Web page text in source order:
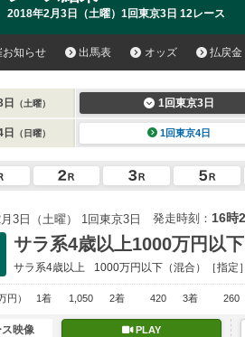
2018年2月3日（土曜）1回東京3日 12レース
お知らせ 出馬表 オッズ 払戻金
日 （土曜） 1回東京3日
日 （日曜） 1回東京4日
3日（土曜） 1回東京3日 発走時刻： 16時
サラ系4歳以上1000万円以下
サラ系4歳以上 1000万円以下 （混合）［指定
円） 1着 1,050 2着 420 3着 260
ス映像 PLAY